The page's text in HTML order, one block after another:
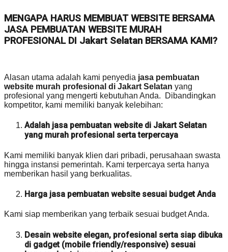
MENGAPA HARUS MEMBUAT WEBSITE BERSAMA
JASA PEMBUATAN WEBSITE MURAH
PROFESIONAL DI Jakart Selatan BERSAMA KAMI?
Alasan utama adalah kami penyedia jasa pembuatan
website murah profesional di Jakart Selatan yang
profesional yang mengerti kebutuhan Anda. Dibandingkan
kompetitor, kami memiliki banyak kelebihan:
Adalah jasa pembuatan website di Jakart Selatan
yang murah profesional serta terpercaya
Kami memiliki banyak klien dari pribadi, perusahaan swasta
hingga instansi pemerintah. Kami terpercaya serta hanya
memberikan hasil yang berkualitas.
Harga jasa pembuatan website sesuai budget Anda
Kami siap memberikan yang terbaik sesuai budget Anda.
Desain website elegan, profesional serta siap dibuka
di gadget (mobile friendly/responsive) sesuai